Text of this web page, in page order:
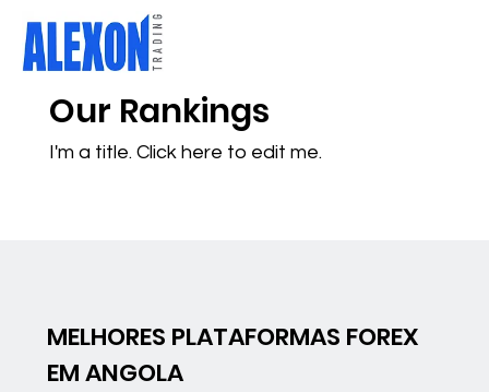
Our Rankings
I'm a title. ​Click here to edit me.
MELHORES PLATAFORMAS FOREX
EM ANGOLA